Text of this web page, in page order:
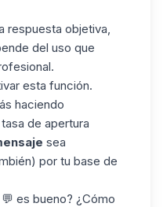
respuesta objetiva,
del uso que
esta función.
haciendo
de apertura
sea
por tu base de
es bueno? ¿Cómo